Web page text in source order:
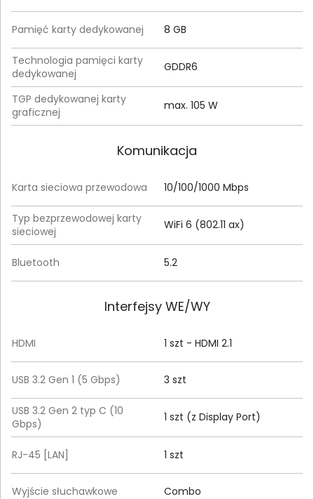
Pamięć karty dedykowanej 8 GB
Technologia pamięci karty
dedykowanej
GDDR6
TGP dedykowanej karty
graficznej
max. 105 W
Komunikacja
Karta sieciowa przewodowa 10/100/1000 Mbps
Typ bezprzewodowej karty
sieciowej
WiFi 6 (802.11 ax)
Bluetooth 5.2
Interfejsy WE/WY
HDMI 1 szt - HDMI 2.1
USB 3.2 Gen 1 (5 Gbps) 3 szt
USB 3.2 Gen 2 typ C (10
Gbps)
1 szt (z Display Port)
RJ-45 [LAN] 1 szt
Wyjście słuchawkowe Combo